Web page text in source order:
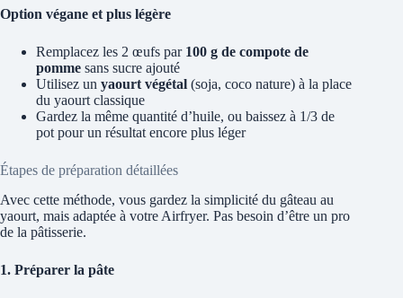
Option végane et plus légère
Remplacez les 2 œufs par 100 g de compote de
pomme sans sucre ajouté
Utilisez un yaourt végétal (soja, coco nature) à la place
du yaourt classique
Gardez la même quantité d’huile, ou baissez à 1/3 de
pot pour un résultat encore plus léger
Étapes de préparation détaillées
Avec cette méthode, vous gardez la simplicité du gâteau au
yaourt, mais adaptée à votre Airfryer. Pas besoin d’être un pro
de la pâtisserie.
1. Préparer la pâte